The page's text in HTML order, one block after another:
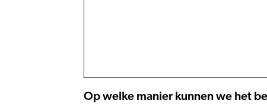
Op welke manier kunnen we het